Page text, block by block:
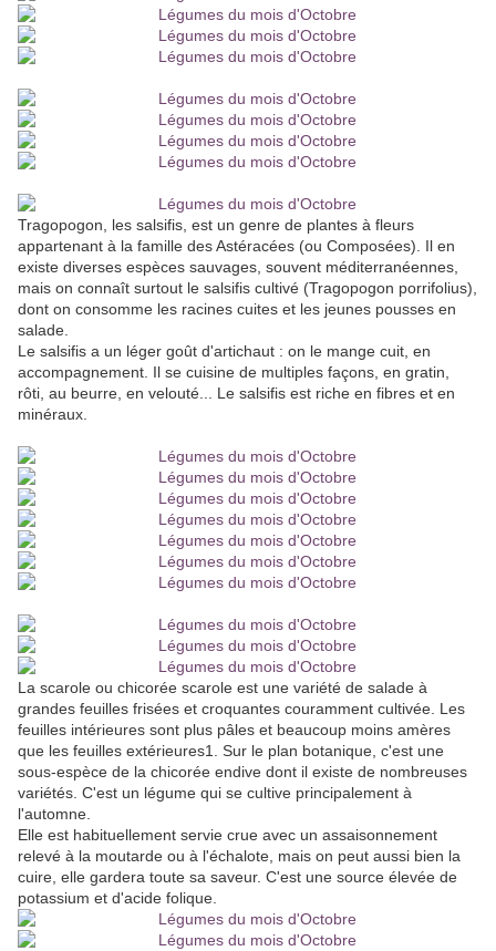
Tragopogon, les salsifis, est un genre de plantes à fleurs
appartenant à la famille des Astéracées (ou Composées). Il en
existe diverses espèces sauvages, souvent méditerranéennes,
mais on connaît surtout le salsifis cultivé (Tragopogon porrifolius),
dont on consomme les racines cuites et les jeunes pousses en
salade.
Le salsifis a un léger goût d'artichaut : on le mange cuit, en
accompagnement. Il se cuisine de multiples façons, en gratin,
rôti, au beurre, en velouté... Le salsifis est riche en fibres et en
minéraux.
La scarole ou chicorée scarole est une variété de salade à
grandes feuilles frisées et croquantes couramment cultivée. Les
feuilles intérieures sont plus pâles et beaucoup moins amères
que les feuilles extérieures1. Sur le plan botanique, c'est une
sous-espèce de la chicorée endive dont il existe de nombreuses
variétés. C'est un légume qui se cultive principalement à
l'automne.
Elle est habituellement servie crue avec un assaisonnement
relevé à la moutarde ou à l'échalote, mais on peut aussi bien la
cuire, elle gardera toute sa saveur. C'est une source élevée de
potassium et d'acide folique.